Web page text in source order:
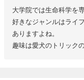
大学院では生命科学を
好きなジャンルはライ
ありますよね。
趣味は愛犬のトリック